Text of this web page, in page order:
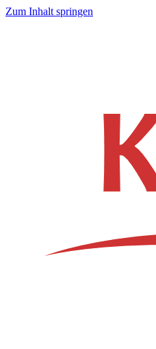
Zum Inhalt springen